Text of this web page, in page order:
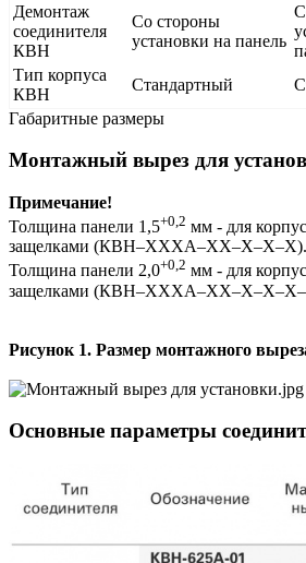
Демонтаж
соединителя
КВН
Со стороны
установки на панель
Тип корпуса
КВН
Стандартный
Габаритные размеры
Монтажный вырез для
Примечание!
Толщина панели 1,5+0,2 мм - для
защелками (КВН–ХХХА–ХХ–Х–Х–Х).
Толщина панели 2,0+0,2 мм - для
защелками
Рисунок 1. Размер монтажного
Основные параметры